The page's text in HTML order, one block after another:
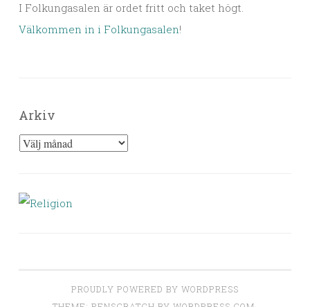
I Folkungasalen är ordet fritt och taket högt.
Välkommen in i Folkungasalen!
Arkiv
Arkiv
PROUDLY POWERED BY WORDPRESS